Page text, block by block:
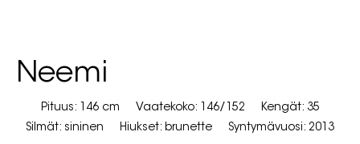
Neemi
Pituus: 146 cm Vaatekoko: 146/152
Kengät: 35
Silmät: sininen
Hiukset: brunette Syntymävuosi: 2013